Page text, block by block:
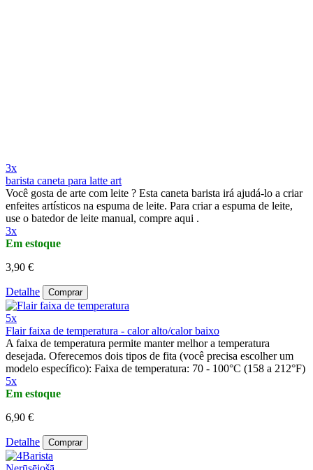
3x
barista caneta para latte art
Você gosta de arte com leite ? Esta caneta barista irá ajudá-lo a criar
enfeites artísticos na espuma de leite. Para criar a espuma de leite,
use o batedor de leite manual, compre aqui .
3x
Em estoque
3,90 €
Detalhe Comprar
5x
Flair faixa de temperatura - calor alto/calor baixo
A faixa de temperatura permite manter melhor a temperatura
desejada. Oferecemos dois tipos de fita (você precisa escolher um
modelo específico): Faixa de temperatura: 70 - 100°C (158 a 212°F)
5x
Em estoque
6,90 €
Detalhe Comprar